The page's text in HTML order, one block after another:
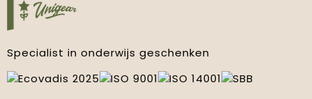
Specialist in onderwijs geschenken